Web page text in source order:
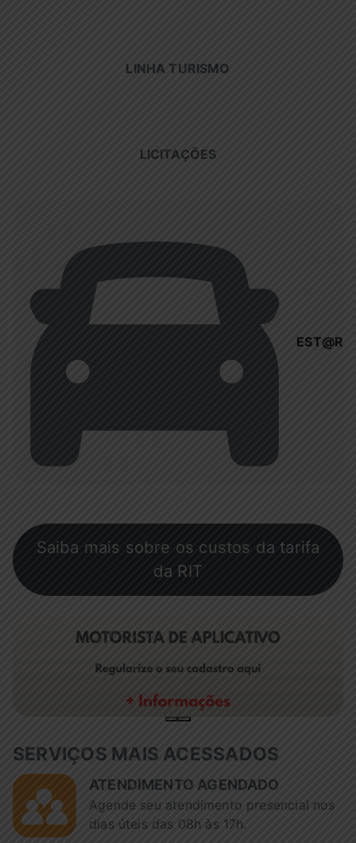
LINHA TURISMO
LICITAÇÕES
EST@R
Saiba mais sobre os custos da tarifa
da RIT
SERVIÇOS MAIS ACESSADOS
ATENDIMENTO AGENDADO
Agende seu atendimento presencial nos
dias úteis das 08h às 17h.